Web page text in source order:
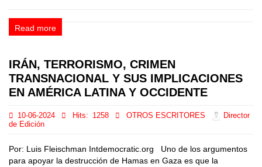
Read more
IRÁN, TERRORISMO, CRIMEN
TRANSNACIONAL Y SUS IMPLICACIONES
EN AMÉRICA LATINA Y OCCIDENTE
10-06-2024 Hits: 1258 OTROS ESCRITORES
Director
de Edición
Por: Luis Fleischman Intdemocratic.org Uno de los argumentos
para apoyar la destrucción de Hamas en Gaza es que la